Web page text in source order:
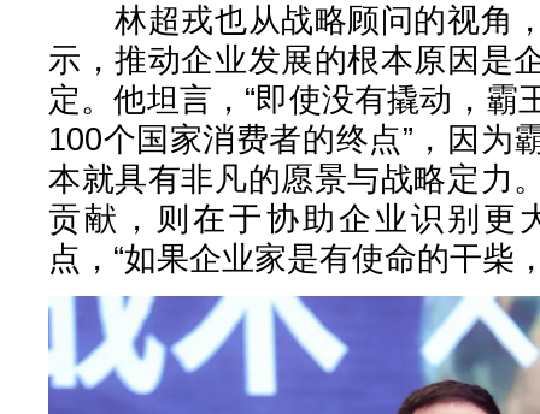
林超戎也从战略顾问的视角
示，推动企业发展的根本原因是
定。他坦言，“即使没有撬动，霸
100个国家消费者的终点”，因为
本就具有非凡的愿景与战略定力
贡献，则在于协助企业识别更
点，“如果企业家是有使命的干柴